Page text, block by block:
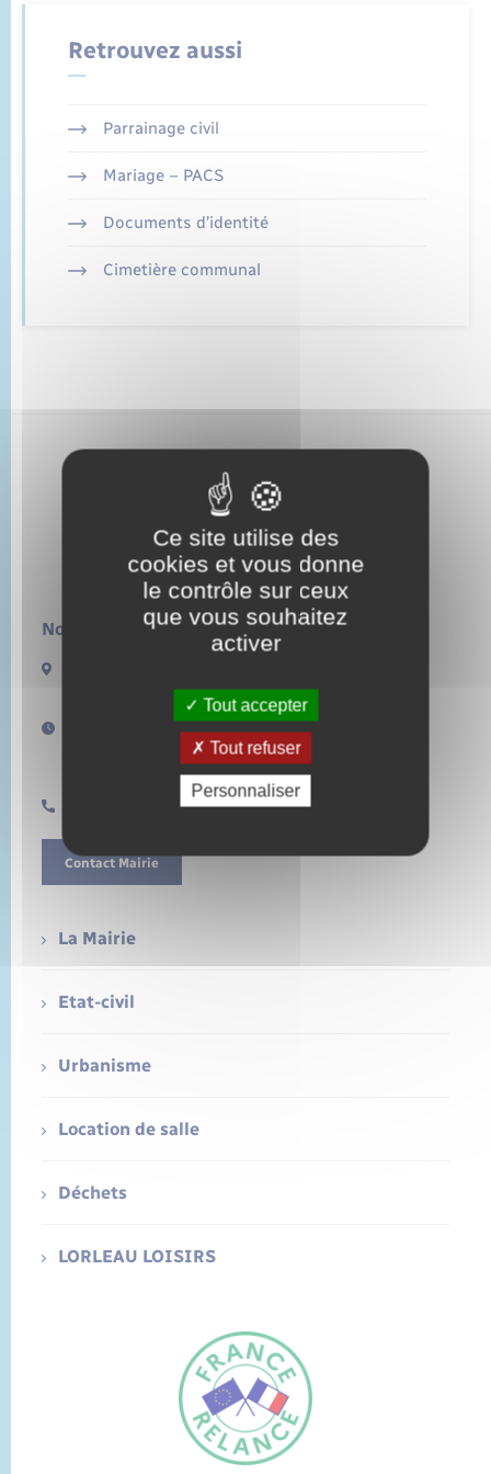
Cimetière communal
Retrouvez aussi
Parrainage civil
Mariage – PACS
Documents d’identité
Cimetière communal
Nous contacter :
27480 LORLEAU
Horaires d'ouverture :
Lundi de 14h à 17h
Samedi de 11h à 12h
Contact Mairie
La Mairie
Etat-civil
Urbanisme
Location de salle
Déchets
LORLEAU LOISIRS
Ce site utilise des
cookies et vous donne
le contrôle sur ceux
que vous souhaitez
activer
Tout accepter
Tout refuser
Personnaliser